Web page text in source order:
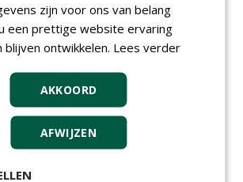
Rayon- account manager
Nederland; regio Noord &
regio Zuid
Boomrooier / boomverzorger
ETW bij Weijtmans
04-05-2026
Proefveldmedewerker/
landbouwmachines bij DSV
zijn voor ons van belang
een prettige website ervaring
blijven ontwikkelen. Lees verder
AKKOORD
AFWIJZEN